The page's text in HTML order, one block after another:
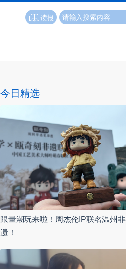
读报
今日精选
限量潮玩来啦！周杰伦IP联名温州非
遗！